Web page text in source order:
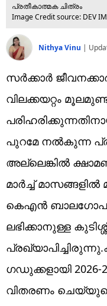
പ്രതീകാത്മക ചിത്രം
Image Credit source: DEV
Nithya Vinu |
സർക്കാർ
വിലക്കയറ്റം
പുറമേ നൽകുന്ന
അല്ലെങ്കിൽ
മാർച്ച്
കെഎൻ
ലഭിക്കാനുള്ള
ഗഡുക്കളായി
വിതരണം